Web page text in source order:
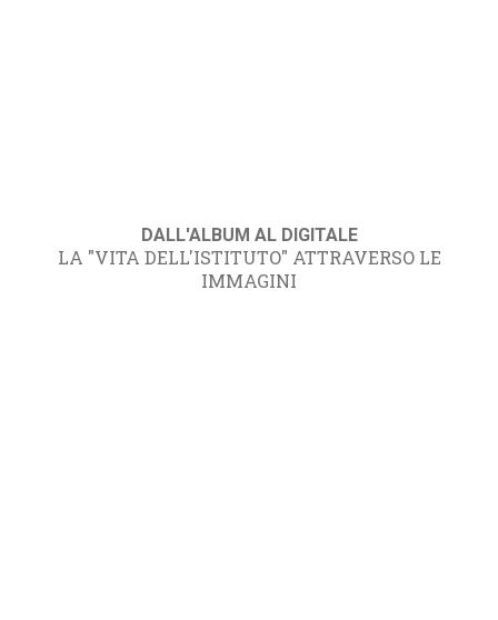
DALL'ALBUM AL DIGITALE
LA "VITA DELL'ISTITUTO" ATTRAVERSO LE
IMMAGINI